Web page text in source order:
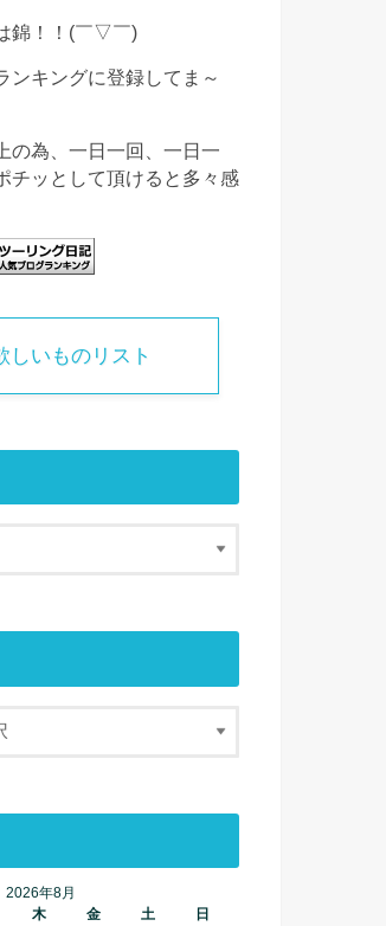
錦！！(￣▽￣)
ンキングに登録してま～
の為、一日一回、一日一
チッとして頂けると多々感
しいものリスト
2026年8月
木 金 土 日